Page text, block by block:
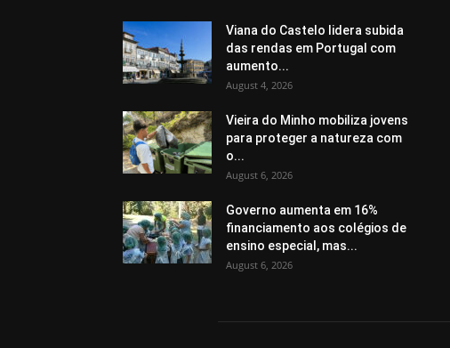
Viana do Castelo lidera subida
das rendas em Portugal com
aumento...
August 4, 2026
Vieira do Minho mobiliza jovens
para proteger a natureza com
o...
August 6, 2026
Governo aumenta em 16%
financiamento aos colégios de
ensino especial, mas...
August 6, 2026